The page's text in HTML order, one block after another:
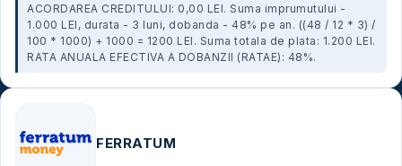
ACORDAREA CREDITULUI: 0,00 LEI. Suma imprumutului -
1.000 LEI, durata - 3 luni, dobanda - 48% pe an. ((48 / 12 * 3) /
100 * 1000) + 1000 = 1200 LEI. Suma totala de plata: 1.200 LEI.
RATA ANUALA EFECTIVA A DOBANZII (RATAE): 48%.
FERRATUM